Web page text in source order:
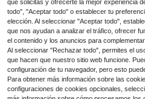
n gancho de seguridad y hebilla, as
a de mano/bandolera, tela de pana,
se adapta a los asientos delanteros/
traseros del coche, uso en múltiples
escenarios (cafetería/parque/exteri
or)
$ .19 -33%
que solicitas y ofrecerte la mejor experiencia
todo", "Aceptar todo" o establecer tu
elección. Al seleccionar "Aceptar todo",
que nos ayudan a analizar el tráfico, ofrecer
el contenido y los anuncios para
Al seleccionar "Rechazar todo", permites el
que hacen que nuestro sitio web funcione.
configuración de tu navegador, pero esto
Para obtener más información sobre las
configuraciones de cookies opcionales,